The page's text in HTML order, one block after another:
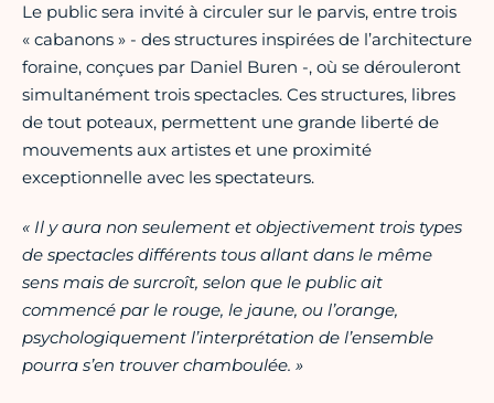
Le public sera invité à circuler sur le parvis, entre trois
« cabanons » - des structures inspirées de l’architecture
foraine, conçues par Daniel Buren -, où se dérouleront
simultanément trois spectacles. Ces structures, libres
de tout poteaux, permettent une grande liberté de
mouvements aux artistes et une proximité
exceptionnelle avec les spectateurs.
« Il y aura non seulement et objectivement trois types
de spectacles différents tous allant dans le même
sens mais de surcroît, selon que le public ait
commencé par le rouge, le jaune, ou l’orange,
psychologiquement l’interprétation de l’ensemble
pourra s’en trouver chamboulée. »